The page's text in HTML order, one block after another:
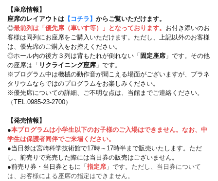
【座席情報】
座席のレイアウトは 【コチラ】 からご覧いただけます。
◎最前列は「優先席（車いす等）」となっております。 お付き添いのお
客様は同列にお座席をご購入いただけます。ただし、上記以外のお客様
は、優先席のご購入をお控えください。
◎ホール内の後方３列は背もたれが倒れない「 固定座席 」です。その他
の座席は「 リクライニング座席 」です。
※プログラム中は機械の動作音が聞こえる場面がございますが、プラネ
タリウムならではのプログラムをお楽しみください。
※優先席についての詳細、ご不明な点は、当館までご連絡ください。
（TEL:0985-23-2700）
【発売情報】
●本プログラムは小学生以下のお子様のご入場はできません。なお、中
学生は保護者同伴でご来場ください。
●当日券は宮崎科学技術館で17時～17時半まで販売いたします。ただ
し、前売りで完売した際には当日券の販売はございません。
●前売り券・当日券ともに「 指定席 」です。 ただし、当日券について
は、お客様による座席の指定はできません。